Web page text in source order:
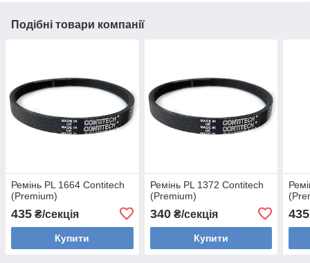
Подібні товари компанії
Ремінь PL 1664 Contitech
(Premium)
435 ₴/секція
Купити
Ремінь PL 1372 Contitech
(Premium)
340₴/секція
Купити
435